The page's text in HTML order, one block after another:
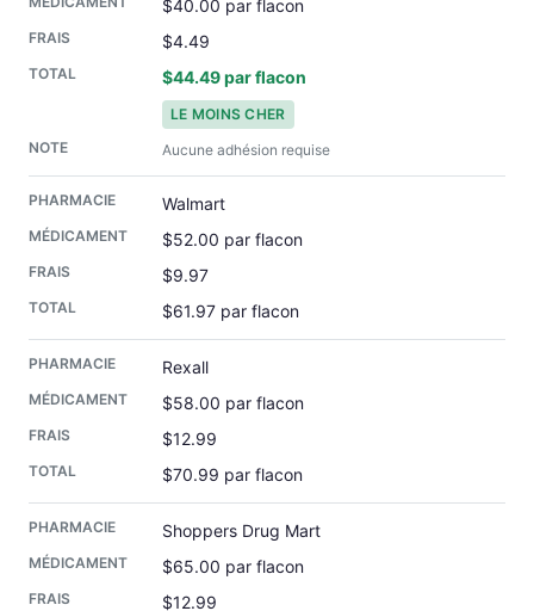
$40.00 par flacon
$4.49
$44.49 par flacon
LE MOINS CHER
Aucune adhésion requise
Walmart
$52.00 par flacon
$9.97
$61.97 par flacon
Rexall
$58.00 par flacon
$12.99
$70.99 par flacon
Shoppers Drug Mart
$65.00 par flacon
$12.99